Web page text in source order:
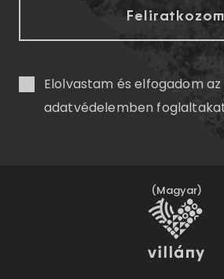
Elolvastam és elfogadom az
adatvédelemben
(Magyar)